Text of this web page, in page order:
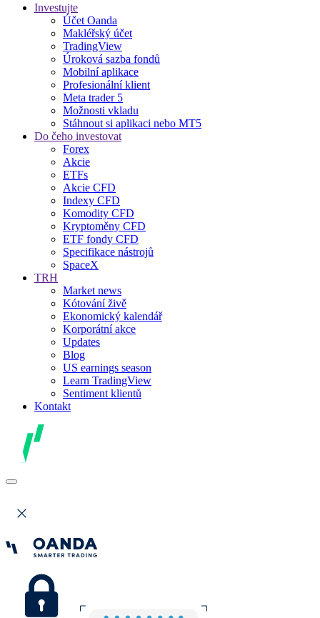
Investujte
Účet Oanda
Makléřský účet
TradingView
Úroková sazba fondů
Mobilní aplikace
Profesionální klient
Meta trader 5
Možnosti vkladu
Stáhnout si aplikaci nebo MT5
Do čeho investovat
Forex
Akcie
ETFs
Akcie CFD
Indexy CFD
Komodity CFD
Kryptoměny CFD
ETF fondy CFD
Specifikace nástrojů
SpaceX
TRH
Market news
Kótování živě
Ekonomický kalendář
Korporátní akce
Updates
Blog
US earnings season
Learn TradingView
Sentiment klientů
Kontakt